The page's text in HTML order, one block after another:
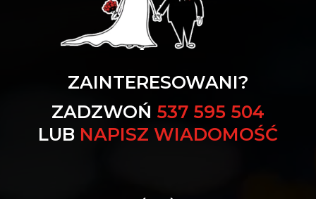
ZAINTERESOWANI?
ZADZWOŃ 537 595 504
LUB NAPISZ WIADOMOŚĆ